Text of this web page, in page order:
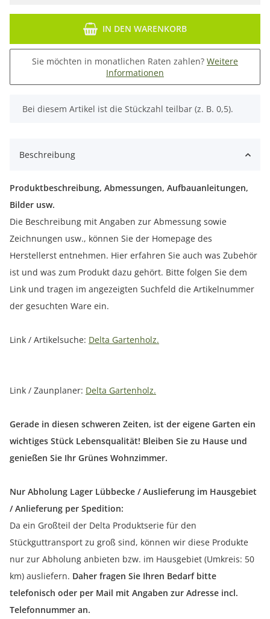
IN DEN WARENKORB
Sie möchten in monatlichen Raten zahlen? Weitere
Informationen
x
Bei diesem Artikel ist die Stückzahl teilbar (z. B. 0,5).
Beschreibung
Produktbeschreibung, Abmessungen, Aufbauanleitungen,
Bilder usw.
Die Beschreibung mit Angaben zur Abmessung sowie
Zeichnungen usw., können Sie der Homepage des
Herstellerst entnehmen. Hier erfahren Sie auch was Zubehör
ist und was zum Produkt dazu gehört. Bitte folgen Sie dem
Link und tragen im angezeigten Suchfeld die Artikelnummer
der gesuchten Ware ein.
Link / Artikelsuche: Delta Gartenholz.
Link / Zaunplaner: Delta Gartenholz.
Gerade in diesen schweren Zeiten, ist der eigene Garten ein
wichtiges Stück Lebensqualität! Bleiben Sie zu Hause und
genießen Sie Ihr Grünes Wohnzimmer.
Nur Abholung Lager Lübbecke / Auslieferung im Hausgebiet
/ Anlieferung per Spedition:
Da ein Großteil der Delta Produktserie für den
Stückguttransport zu groß sind, können wir diese Produkte
nur zur Abholung anbieten bzw. im Hausgebiet (Umkreis: 50
km) ausliefern. Daher fragen Sie Ihren Bedarf bitte
telefonisch oder per Mail mit Angaben zur Adresse incl.
Telefonnummer an.